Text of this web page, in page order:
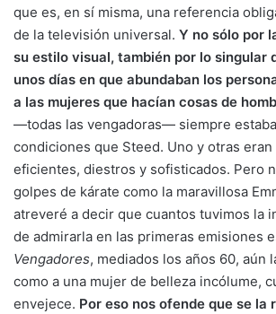
que es, en sí misma, una referencia
de la televisión universal. Y no sólo por
su estilo visual, también por lo singular
unos días en que abundaban los
a las mujeres que hacían cosas de
—todas las vengadoras— siempre
condiciones que Steed. Uno y otras eran
eficientes, diestros y sofisticados. Pero
golpes de kárate como la maravillosa
atreveré a decir que cuantos tuvimos la
de admirarla en las primeras emisiones
Vengadores, mediados los años 60, aún
como a una mujer de belleza incólume,
envejece. Por eso nos ofende que se la